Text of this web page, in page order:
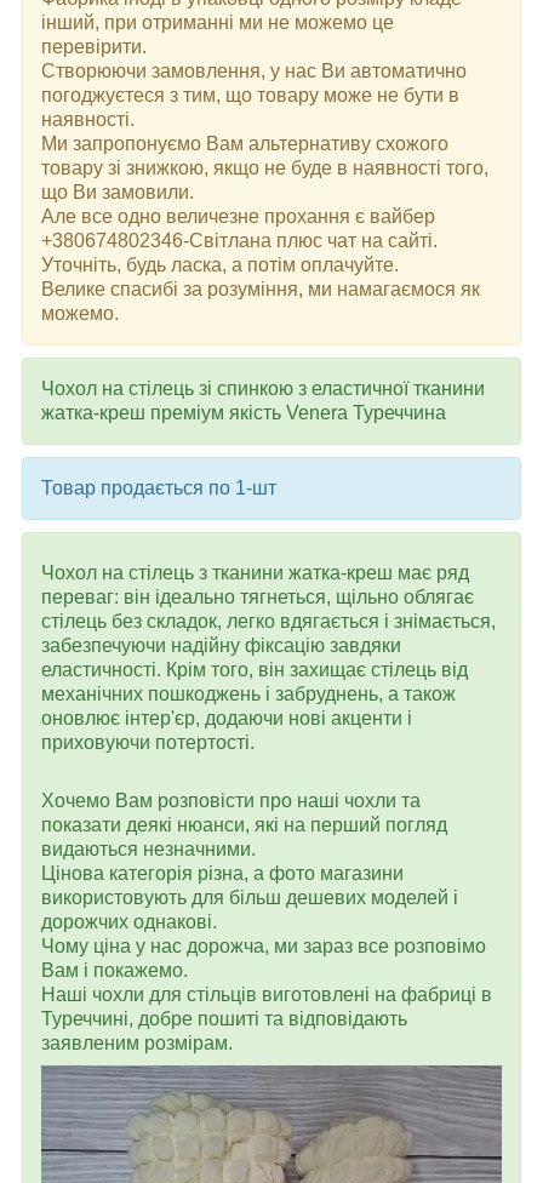
інший, при отриманні ми не можемо це
перевірити.
Створюючи замовлення, у нас Ви автоматично
погоджуєтеся з тим, що товару може не бути в
наявності.
Ми запропонуємо Вам альтернативу схожого
товару зі знижкою, якщо не буде в наявності того,
що Ви замовили.
Але все одно величезне прохання є вайбер
+380674802346-Світлана плюс чат на сайті.
Уточніть, будь ласка, а потім оплачуйте.
Велике спасибі за розуміння, ми намагаємося як
можемо.
Чохол на стілець зі спинкою з еластичної тканини
жатка-креш преміум якість Venera Туреччина
Товар продається по 1-шт
Чохол на стілець з тканини жатка-креш має ряд
переваг: він ідеально тягнеться, щільно облягає
стілець без складок, легко вдягається і знімається,
забезпечуючи надійну фіксацію завдяки
еластичності. Крім того, він захищає стілець від
механічних пошкоджень і забруднень, а також
оновлює інтер'єр, додаючи нові акценти і
приховуючи потертості.
Хочемо Вам розповісти про наші чохли та
показати деякі нюанси, які на перший погляд
видаються незначними.
Цінова категорія різна, а фото магазини
використовують для більш дешевих моделей і
дорожчих однакові.
Чому ціна у нас дорожча, ми зараз все розповімо
Вам і покажемо.
Наші чохли для стільців виготовлені на фабриці в
Туреччині, добре пошиті та відповідають
заявленим розмірам.